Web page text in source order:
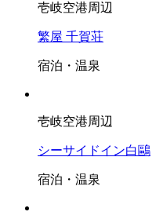
壱岐空港周辺
繁屋 千賀荘
宿泊・温泉
壱岐空港周辺
シーサイドイン白鷗
宿泊・温泉